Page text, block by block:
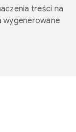
treści na
wygenerowane